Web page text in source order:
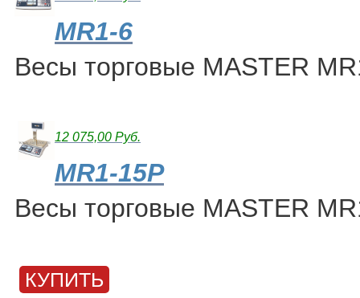
MR1-6
Весы торговые MASTER
12 075,00 Руб.
MR1-15P
Весы торговые MASTER
КУПИТЬ